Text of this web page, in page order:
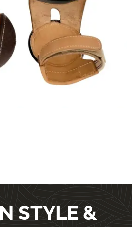
STYLE &